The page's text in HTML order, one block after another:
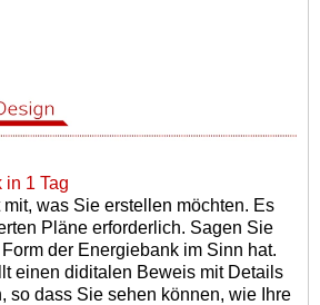
in 1 Tag
was Sie erstellen möchten. Es
Pläne erforderlich. Sagen Sie
der Energiebank im Sinn hat.
einen diditalen Beweis mit Details
so dass Sie sehen können, wie Ihre